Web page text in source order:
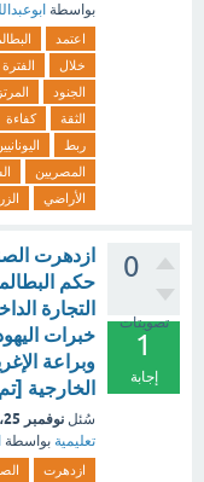
بواسطة
اعتمد
خلال
الفترة
الجنود
الثقة
كفاءة
ربط
المصريين
الأراضي
0
تصويتات
1
إجابة
ازدهرت
حكم
التجارة
خبرات
وبراعة
الخارجية
سُئل نوفمبر 25، 2025
تعليمية بواسطة
ازدهرت